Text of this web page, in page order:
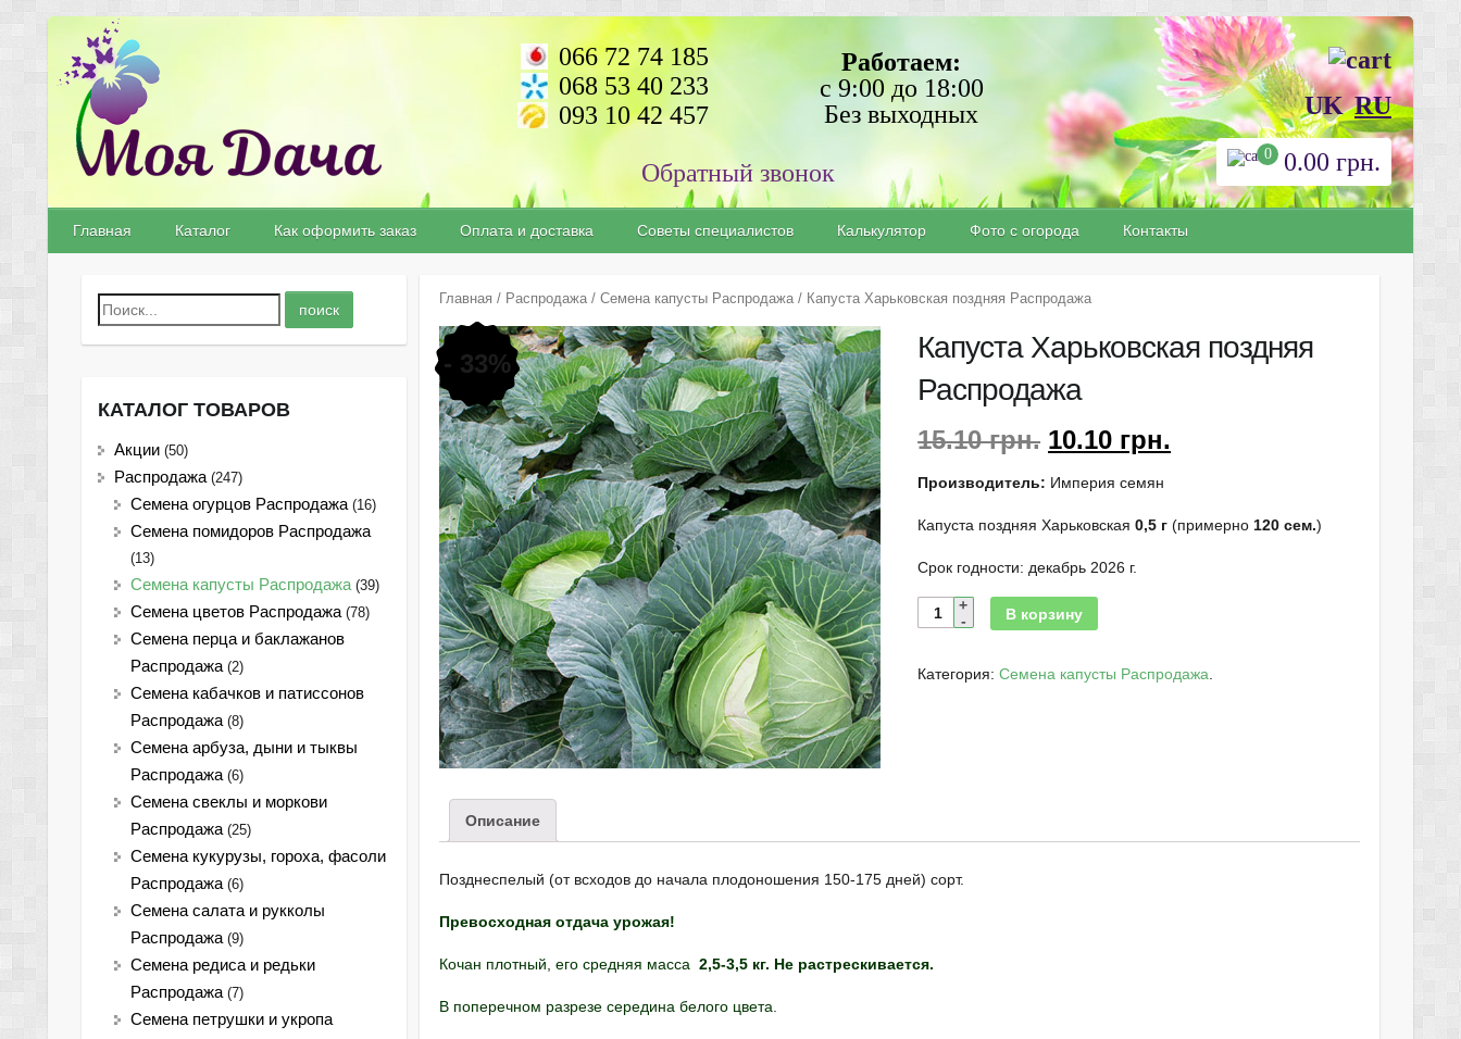
066 72 74 185
068 53 40 233
093 10 42 457
Работаем:
с 9:00 до 18:00
Без выходных
UK RU
0 0.00 грн.
Главная Каталог Как оформить заказ Оплата и доставка Советы специалистов Калькулятор Фото с огорода Контакты
Главная / Распродажа/ Семена капусты Распродажа/ Капуста Харьковская поздняя Распродажа
- 33%
Капуста Харьковская поздняя
Распродажа
15.10грн. 10.10 грн.
Производитель: Империя семян
Капуста поздняя Харьковская0,5 г (примерно 120 сем.)
Срок годности: декабрь 2026 г.
В корзину
Категория:Семена капусты Распродажа
Описание
Позднеспелый (от всходов до начала плодоношения 150-175 дней) сорт.
Превосходная отдача урожая!
Кочан плотный, его средняя масса 2,5-3,5 кг. Не растрескивается.
В поперечном разрезе середина белого цвета.
КАТАЛОГ ТОВАРОВ
Акции (50)
Распродажа (247)
Семена огурцов Распродажа (16)
Семена помидоров Распродажа
(13)
Семена капусты Распродажа (39)
Семена цветов Распродажа (78)
Семена перца и баклажанов
Распродажа (2)
Семена кабачков и патиссонов
Распродажа (8)
Семена арбуза, дыни и тыквы
Распродажа (6)
Семена свеклы и моркови
Распродажа (25)
Семена кукурузы, гороха, фасоли
Распродажа (6)
Семена салата и рукколы
Распродажа (9)
Семена редиса и редьки
Распродажа (7)
Семена петрушки и укропа